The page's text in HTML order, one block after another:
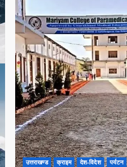
उत्तराखण्ड क्राइम देश-विदेश पर्यटन